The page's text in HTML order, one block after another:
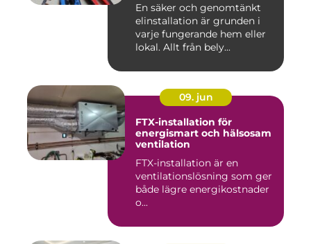
En säker och genomtänkt
elinstallation är grunden i
varje fungerande hem eller
lokal. Allt från bely...
09. jun
FTX-installation för
energismart och hälsosam
ventilation
FTX-installation är en
ventilationslösning som ger
både lägre energikostnader
o...